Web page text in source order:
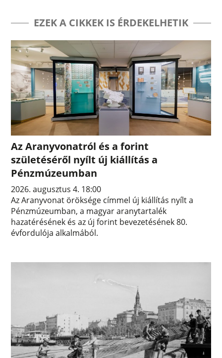
EZEK A CIKKEK IS ÉRDEKELHETIK
Az Aranyvonatról és a forint
születéséről nyílt új kiállítás a
Pénzmúzeumban
2026. augusztus 4. 18:00
Az Aranyvonat öröksége címmel új kiállítás nyílt a
Pénzmúzeumban, a magyar aranytartalék
hazatérésének és az új forint bevezetésének 80.
évfordulója alkalmából.